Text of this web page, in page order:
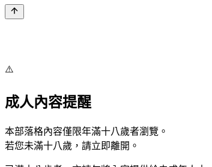
⚠️
成人內容提醒
本部落格內容僅限年滿十八歲者瀏覽。
若您未滿十八歲，請立即離開。